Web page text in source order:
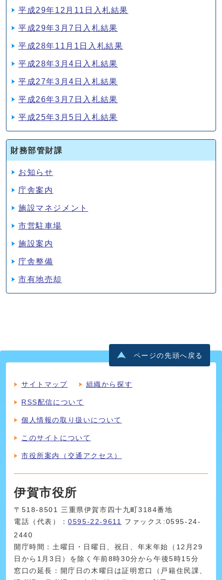
平成29年12月11日入札結果
平成29年3月7日入札結果
平成28年11月1日入札結果
平成28年3月4日入札結果
平成27年3月4日入札結果
平成26年3月7日入札結果
平成25年3月5日入札結果
財務部管財課
お知らせ
庁舎案内
施設マネジメント
市営駐車場
施設案内
庁舎整備
市有地売却
ページの先頭へ戻る
サイトマップ 組織から探す
RSS配信について
個人情報の取り扱いについて
このサイトについて
市役所案内（交通アクセス）
伊賀市役所
〒518-8501 三重県伊賀市四十九町3184番地
電話（代表）：0595-22-9611
ファックス:0595-24-
2440
開庁時間：土曜日・日曜日、祝日、年末年始（12月29
日から1月3日）を除く午前8時30分から午後5時15分
窓口の延長：開庁日の木曜日は証明窓口（戸籍住民課、